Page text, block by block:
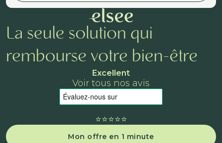
La seule solution qui
rembourse votre bien-être
Excellent
Voir tous nos avis
⭐️⭐️⭐️⭐️⭐️
Mon offre en 1 minute